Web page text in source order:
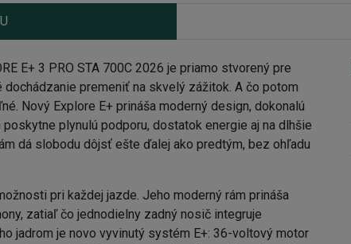
E+ 3 PRO STA 700C 2026 je priamo stvorený pre
premeniť na skvelý zážitok. A čo potom
Nový Explore E+ prináša moderný design, dokonalú
plynulú podporu, dostatok energie aj na dlhšie
dá slobodu dôjsť ešte ďalej ako predtým, bez ohľadu
pri každej jazde. Jeho moderný rám prináša
zatiaľ čo jednodielny zadný nosič integruje
jadrom je novo vyvinutý systém E+: 36-voltový motor